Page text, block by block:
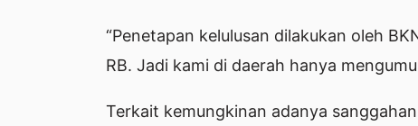
“Penetapan kelulusan dilakukan oleh
RB. Jadi kami di daerah hanya
Terkait kemungkinan adanya